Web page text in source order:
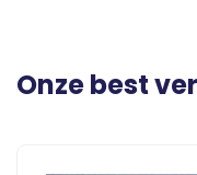
Onze best